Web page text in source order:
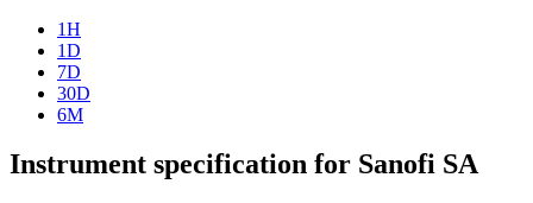
1H
1D
7D
30D
6M
Instrument specification for Sanofi SA